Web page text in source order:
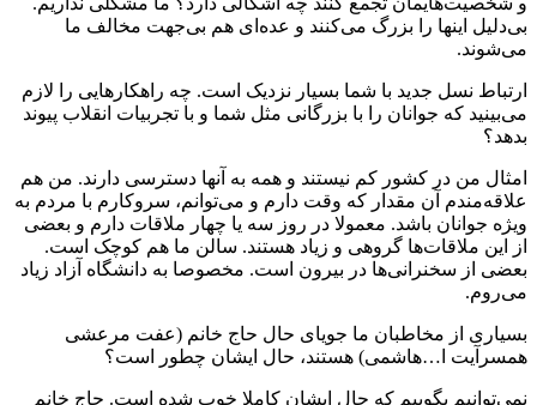
بی‌دلیل اینها را بزرگ می‌کنند و عده‌ای هم بی‌جهت مخالف ما
می‌شوند.
ارتباط نسل جدید با شما بسیار نزدیک است. چه راهکارهایی را لازم
می‌بینید که جوانان را با بزرگانی مثل شما و با تجربیات انقلاب پیوند
بدهد؟
امثال من در کشور کم نیستند و همه به آنها دسترسی دارند. من هم
علاقه‌مندم آن مقدار که وقت دارم و می‌توانم، سروکارم با مردم به
ویژه جوانان باشد. معمولا در روز سه یا چهار ملاقات دارم و بعضی
از این ملاقات‌ها گروهی و زیاد هستند. سالن ما هم کوچک است.
بعضی از سخنرانی‌ها در بیرون است. مخصوصا به دانشگاه آزاد زیاد
می‌روم.
بسیاری از مخاطبان ما جویای حال حاج خانم (عفت مرعشی
همسرآیت ا…هاشمی) هستند، حال ایشان چطور است؟
نمی‌توانیم بگوییم که حال ایشان کاملا خوب شده است. حاج خانم